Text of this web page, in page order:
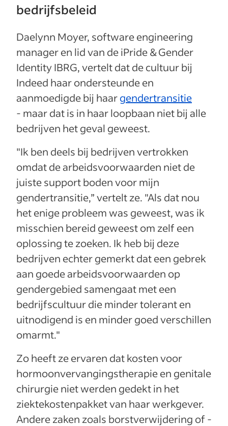
bedrijfsbeleid
Daelynn Moyer, software engineering
manager en lid van de iPride & Gender
Identity IBRG, vertelt dat de cultuur bij
Indeed haar ondersteunde en
aanmoedigde bij haargendertransitie
- maar dat is in haar loopbaan niet bij alle
bedrijven het geval geweest.
"Ik ben deels bij bedrijven vertrokken
omdat de arbeidsvoorwaarden niet de
juiste support boden voor mijn
gendertransitie,” vertelt ze. "Als dat nou
het enige probleem was geweest, was ik
misschien bereid geweest om zelf een
oplossing te zoeken. Ik heb bij deze
bedrijven echter gemerkt dat een gebrek
aan goede arbeidsvoorwaarden op
gendergebied samengaat met een
bedrijfscultuur die minder tolerant en
uitnodigend is en minder goed verschillen
omarmt."
Zo heeft ze ervaren dat kosten voor
hormoonvervangingstherapie en genitale
chirurgie niet werden gedekt in het
ziektekostenpakket van haar werkgever.
Andere zaken zoals borstverwijdering of -